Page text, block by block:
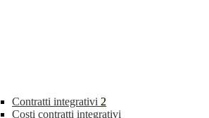
Contratti integrativi 2
Costi contratti integrativi